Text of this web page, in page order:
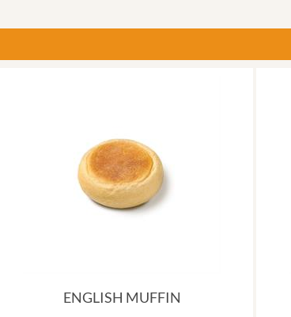
ENGLISH MUFFIN